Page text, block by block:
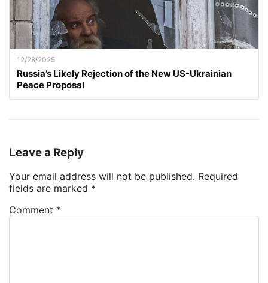
12/28/2025
Russia’s Likely Rejection of the New US-Ukrainian
Peace Proposal
Leave a Reply
Your email address will not be published. Required
fields are marked *
Comment *